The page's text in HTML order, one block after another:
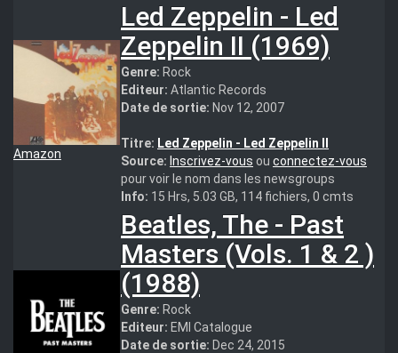
Amazon
Led Zeppelin - Led
Zeppelin II (1969)
Genre: Rock
Editeur: Atlantic Records
Date de sortie: Nov 12, 2007
Titre: Led Zeppelin - Led Zeppelin II
Source: Inscrivez-vous ou connectez-vous
pour voir le nom dans les newsgroups
Info: 15 Hrs, 5.03 GB, 114 fichiers, 0 cmts
Beatles, The - Past
Masters (Vols. 1 & 2 )
(1988)
Genre: Rock
Editeur: EMI Catalogue
Date de sortie: Dec 24, 2015